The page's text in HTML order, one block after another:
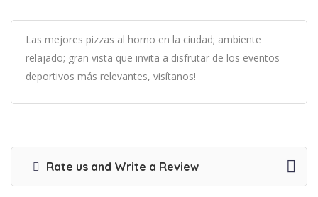
Las mejores pizzas al horno en la ciudad; ambiente
relajado; gran vista que invita a disfrutar de los eventos
deportivos más relevantes, visítanos!
Rate us and Write a Review